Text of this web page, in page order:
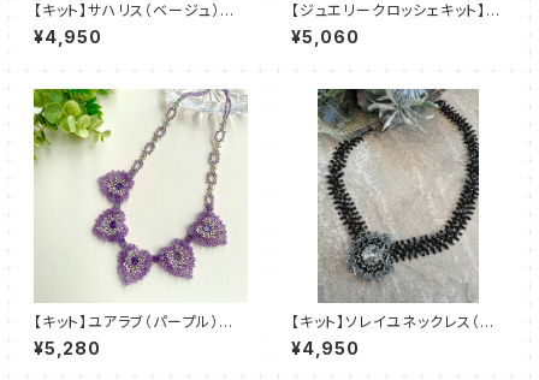
【キット】サハリス（ベージュ）新
川智未
¥4,950
【ジュエリークロッシェキット】《s
wing 》白 ぺレンクロッシェ am
u＋塩川千映子
¥5,060
【キット】ユアラブ（パープル）新
川智未
¥5,280
【キット】ソレイユネックレス（黒
系）澤田美子
¥4,950